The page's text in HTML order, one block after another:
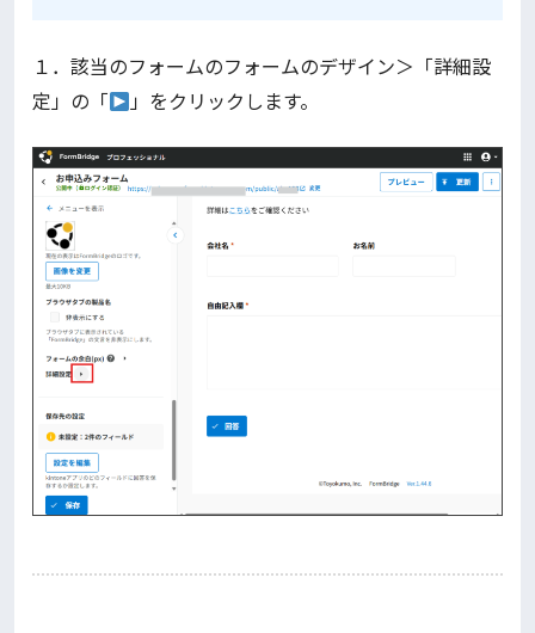
１．該当のフォームのフォームのデザイン＞「詳細設
定」の「
」をクリックします。